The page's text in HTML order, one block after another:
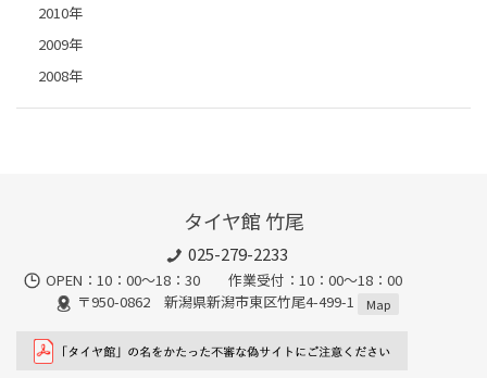
2010年
2009年
2008年
タイヤ館 竹尾
025-279-2233
OPEN：10：00～18：30 作業受付：10：00～18：00
〒950-0862 新潟県新潟市東区竹尾4-499-1
Map